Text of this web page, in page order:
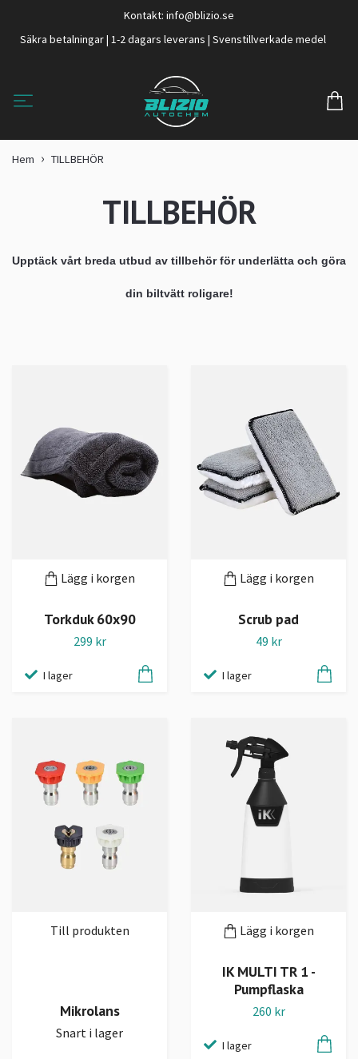
Kontakt: info@blizio.se
Säkra betalningar | 1-2 dagars leverans | Svenstillverkade medel
Hem TILLBEHÖR
TILLBEHÖR
Upptäck vårt breda utbud av tillbehör för underlätta och göra
din biltvätt roligare!
Lägg i korgen
Torkduk 60x90
299 kr
I lager
Lägg i korgen
Scrub pad
49 kr
I lager
Till produkten
Mikrolans
Snart i lager
Lägg i korgen
IK MULTI TR 1 -
Pumpflaska
260 kr
I lager